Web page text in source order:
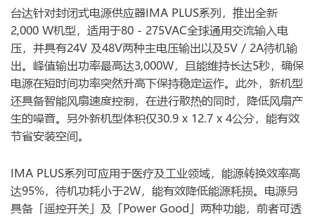
台达针对封闭式电源供应器IMA PLUS系列，推出全新
2,000 W机型，适用于80 - 275VAC全球通用交流输入电
压，并具有24V 及48V两种主电压输出以及5V / 2A待机输
出。峰值输出功率最高达3,000W，且能维持长达5秒，确保
电源在短时间功率突然升高下保持稳定运作。此外，新机型
还具备智能风扇速度控制，在进行散热的同时，降低风扇产
生的噪音。另外新机型体积仅30.9 x 12.7 x 4公分，能有效
节省安装空间。
IMA PLUS系列可应用于医疗及工业领域，能源转换效率高
达95%，待机功耗小于2W，能有效降低能源耗损。电源另
具备「遥控开关」及「Power Good」两种功能，前者可透